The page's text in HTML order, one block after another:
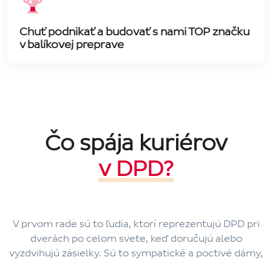
Chuť podnikať a budovať s nami TOP značku
v balíkovej preprave
Čo spája kuriérov
v DPD?
V prvom rade sú to ľudia, ktorí reprezentujú DPD pri
dverách po celom svete, keď doručujú alebo
vyzdvihujú zásielky. Sú to sympatické a poctivé dámy,